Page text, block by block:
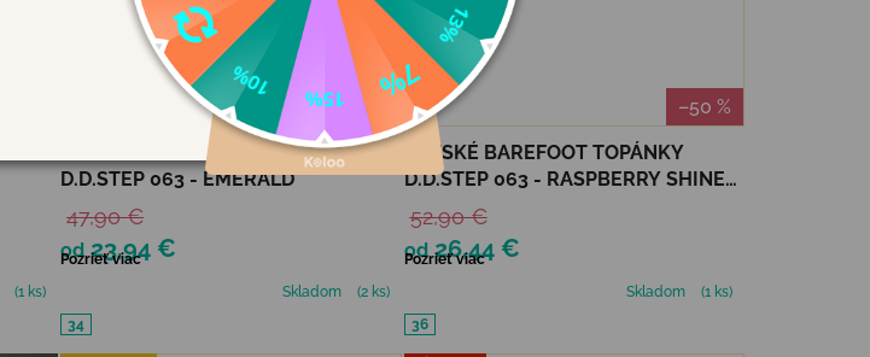
(1 ks)
–50 %
DETSKÉ BAREFOOT TOPÁNKY
D.D.STEP 063 - EMERALD
od23,94 €
47,90 €
Pozrieť viac
Skladom
(2 ks)
34
–50 %
DETSKÉ BAREFOOT TOPÁNKY
D.D.STEP 063 - RASPBERRY SHINE
od26,44 €
52,90 €
Pozrieť viac
Skladom
(1 ks)
36